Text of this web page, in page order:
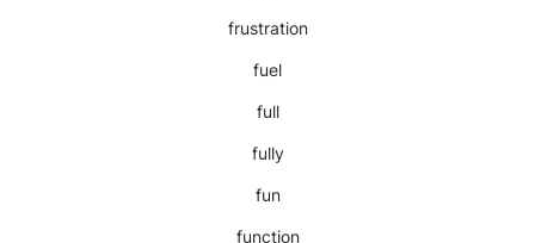
frustration
fuel
full
fully
fun
function